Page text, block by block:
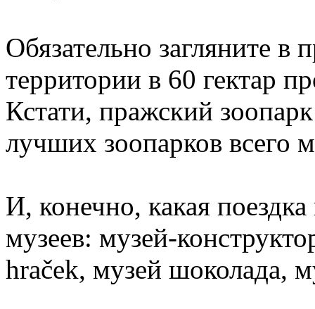
Обязательно загляните в
территории в 60 гектар
Кстати, пражский
лучших зоопарков всего
И, конечно, какая
музеев: музей-
hraček, музей шоколада,